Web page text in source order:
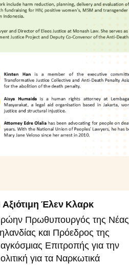
Έλεν Κλαρκ
Πρωθυπουργός της Νέας
και Πρόεδρος της
Επιτροπής για την
για τα Ναρκωτικά